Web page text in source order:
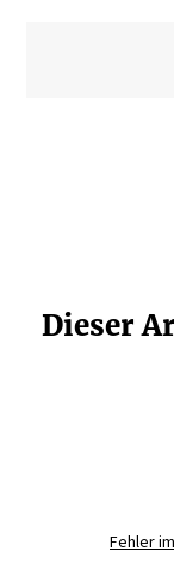
Dieser
Fehler